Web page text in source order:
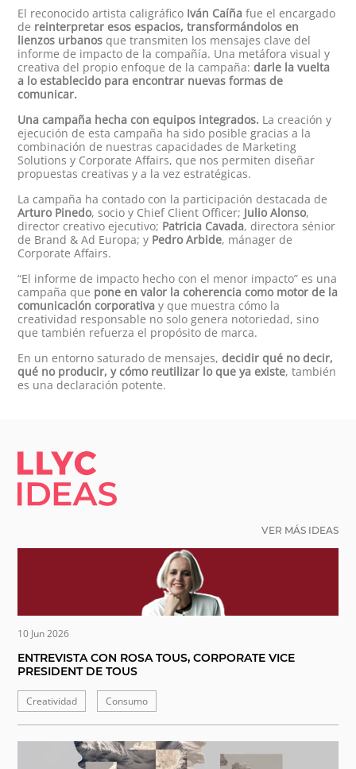
El reconocido artista caligráfico Iván Caíña fue el encargado
de reinterpretar esos espacios, transformándolos en
lienzos urbanos que transmiten los mensajes clave del
informe de impacto de la compañía. Una metáfora visual y
creativa del propio enfoque de la campaña:darle la vuelta
a lo establecido para encontrar nuevas formas de
comunicar.
Una campaña hecha con equipos integrados. La creación y
ejecución de esta campaña ha sido posible gracias a la
combinación de nuestras capacidades de Marketing
Solutions y Corporate Affairs, que nos permiten diseñar
propuestas creativas y a la vez estratégicas.
La campaña ha contado con la participación destacada de
Arturo Pinedo, socio y Chief Client Officer; Julio Alonso,
director creativo ejecutivo; Patricia Cavada, directora sénior
de Brand & Ad Europa; y Pedro Arbide, mánager de
Corporate Affairs.
“El informe de impacto hecho con el menor impacto” es una
campaña que pone en valor la coherencia como motor de la
comunicación corporativa y que muestra cómo la
creatividad responsable no solo genera notoriedad, sino
que también refuerza el propósito de marca.
En un entorno saturado de mensajes,decidir qué no decir,
qué no producir, y cómo reutilizar lo que ya existe, también
es una declaración potente.
LLYC IDEAS.
VER MÁS IDEAS
10 Jun 2026
ENTREVISTA CON ROSA TOUS, CORPORATE VICE
PRESIDENT DE TOUS
Creatividad Consumo